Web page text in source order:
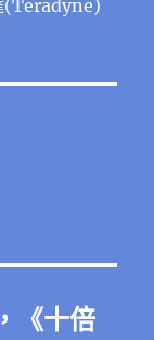
(Teradyne)
《十倍